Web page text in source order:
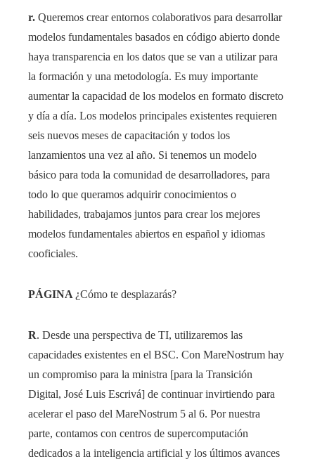
r. Queremos crear entornos colaborativos para desarrollar
modelos fundamentales basados ​​en código abierto donde
haya transparencia en los datos que se van a utilizar para
la formación y una metodología. Es muy importante
aumentar la capacidad de los modelos en formato discreto
y día a día. Los modelos principales existentes requieren
seis nuevos meses de capacitación y todos los
lanzamientos una vez al año. Si tenemos un modelo
básico para toda la comunidad de desarrolladores, para
todo lo que queramos adquirir conocimientos o
habilidades, trabajamos juntos para crear los mejores
modelos fundamentales abiertos en español y idiomas
cooficiales.
PÁGINA¿Cómo te desplazarás?
R. Desde una perspectiva de TI, utilizaremos las
capacidades existentes en el BSC. Con MareNostrum hay
un compromiso para la ministra [para la Transición
Digital, José Luis Escrivá] de continuar invirtiendo para
acelerar el paso del MareNostrum 5 al 6. Por nuestra
parte, contamos con centros de supercomputación
dedicados a la inteligencia artificial y los últimos avances